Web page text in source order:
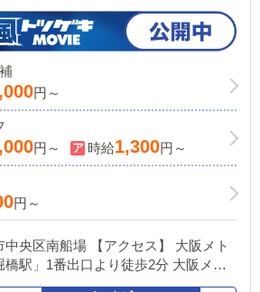
バイト大募集！
円～
円～ 時給1,300円～
円～
【アクセス】 大阪メト
橋駅」1番出口より徒歩2分 大阪メト
本町駅」7番出口より徒歩5分